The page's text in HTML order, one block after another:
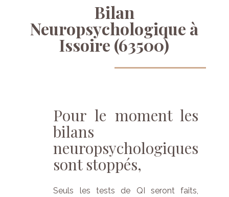
Bilan
Neuropsychologique à
Issoire (63500)
Pour le moment les
bilans
neuropsychologiques
sont stoppés,
Seuls les tests de QI seront faits,